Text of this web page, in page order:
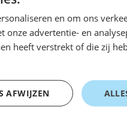
op
Hatchback
Automaat
en om ons
advertentie- en
heeft verstrekt of die zij
AFWIJZEN